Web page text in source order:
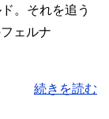
。それを追う
ェルナ
続きを読む